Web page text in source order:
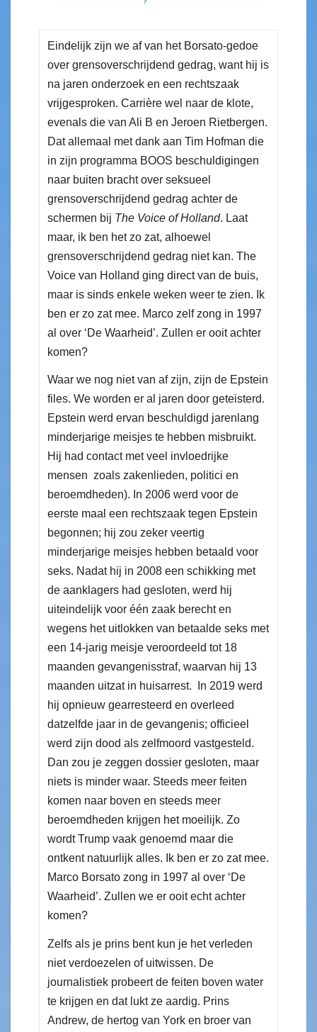
Eindelijk zijn we af van het Borsato-gedoe
over grensoverschrijdend gedrag, want hij is
na jaren onderzoek en een rechtszaak
vrijgesproken. Carrière wel naar de klote,
evenals die van Ali B en Jeroen Rietbergen.
Dat allemaal met dank aan Tim Hofman die
in zijn programma BOOS beschuldigingen
naar buiten bracht over seksueel
grensoverschrijdend gedrag achter de
schermen bij The Voice of Holland. Laat
maar, ik ben het zo zat, alhoewel
grensoverschrijdend gedrag niet kan. The
Voice van Holland ging direct van de buis,
maar is sinds enkele weken weer te zien. Ik
ben er zo zat mee. Marco zelf zong in 1997
al over ‘De Waarheid’. Zullen er ooit achter
komen?
Waar we nog niet van af zijn, zijn de Epstein
files. We worden er al jaren door geteisterd.
Epstein werd ervan beschuldigd jarenlang
minderjarige meisjes te hebben misbruikt.
Hij had contact met veel invloedrijke
mensen zoals zakenlieden, politici en
beroemdheden). In 2006 werd voor de
eerste maal een rechtszaak tegen Epstein
begonnen; hij zou zeker veertig
minderjarige meisjes hebben betaald voor
seks. Nadat hij in 2008 een schikking met
de aanklagers had gesloten, werd hij
uiteindelijk voor één zaak berecht en
wegens het uitlokken van betaalde seks met
een 14-jarig meisje veroordeeld tot 18
maanden gevangenisstraf, waarvan hij 13
maanden uitzat in huisarrest. In 2019 werd
hij opnieuw gearresteerd en overleed
datzelfde jaar in de gevangenis; officieel
werd zijn dood als zelfmoord vastgesteld.
Dan zou je zeggen dossier gesloten, maar
niets is minder waar. Steeds meer feiten
komen naar boven en steeds meer
beroemdheden krijgen het moeilijk. Zo
wordt Trump vaak genoemd maar die
ontkent natuurlijk alles. Ik ben er zo zat mee.
Marco Borsato zong in 1997 al over ‘De
Waarheid’. Zullen we er ooit echt achter
komen?
Zelfs als je prins bent kun je het verleden
niet verdoezelen of uitwissen. De
journalistiek probeert de feiten boven water
te krijgen en dat lukt ze aardig. Prins
Andrew, de hertog van York en broer van